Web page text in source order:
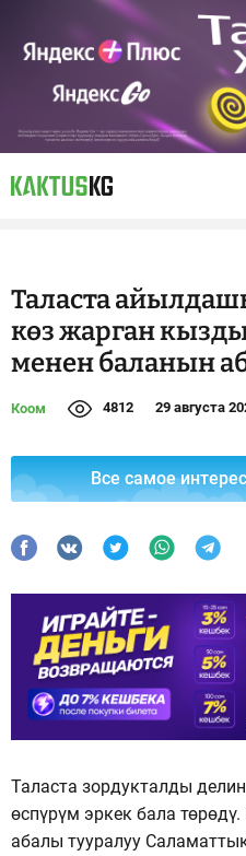
Таласта
көз жарган
менен баланын
Коом 4812 29 августа
Все самое
Таласта зордукталды
өспүрүм эркек бала
абалы тууралуу